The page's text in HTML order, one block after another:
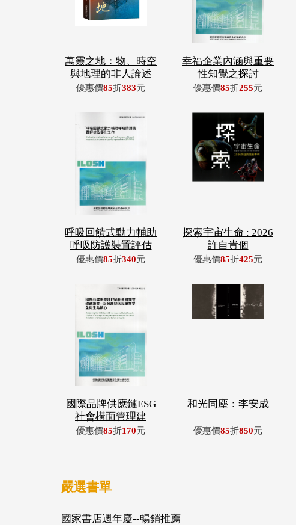
萬靈之地：物、時空
與地理的非人論述
優惠價85折383元
幸福企業內涵與重要
性知覺之探討
優惠價85折255元
呼吸回饋式動力輔助
呼吸防護裝置評估
優惠價85折340元
探索宇宙生命 : 2026
許自貴個
優惠價85折425元
國際品牌供應鏈ESG
社會構面管理建
優惠價85折170元
和光同塵：李安成
優惠價85折850元
嚴選書單
國家書店週年慶--暢銷推薦